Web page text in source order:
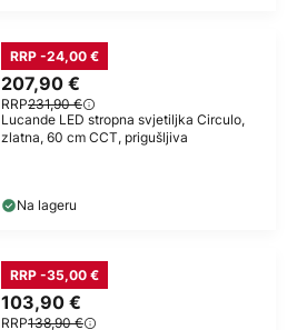
207,90 €
RRP231,90 €
RRP -24,00 €
Lucande LED stropna svjetiljka Circulo,
zlatna, 60 cm CCT, prigušljiva
Na lageru
103,90 €
RRP138,90 €
RRP -35,00 €